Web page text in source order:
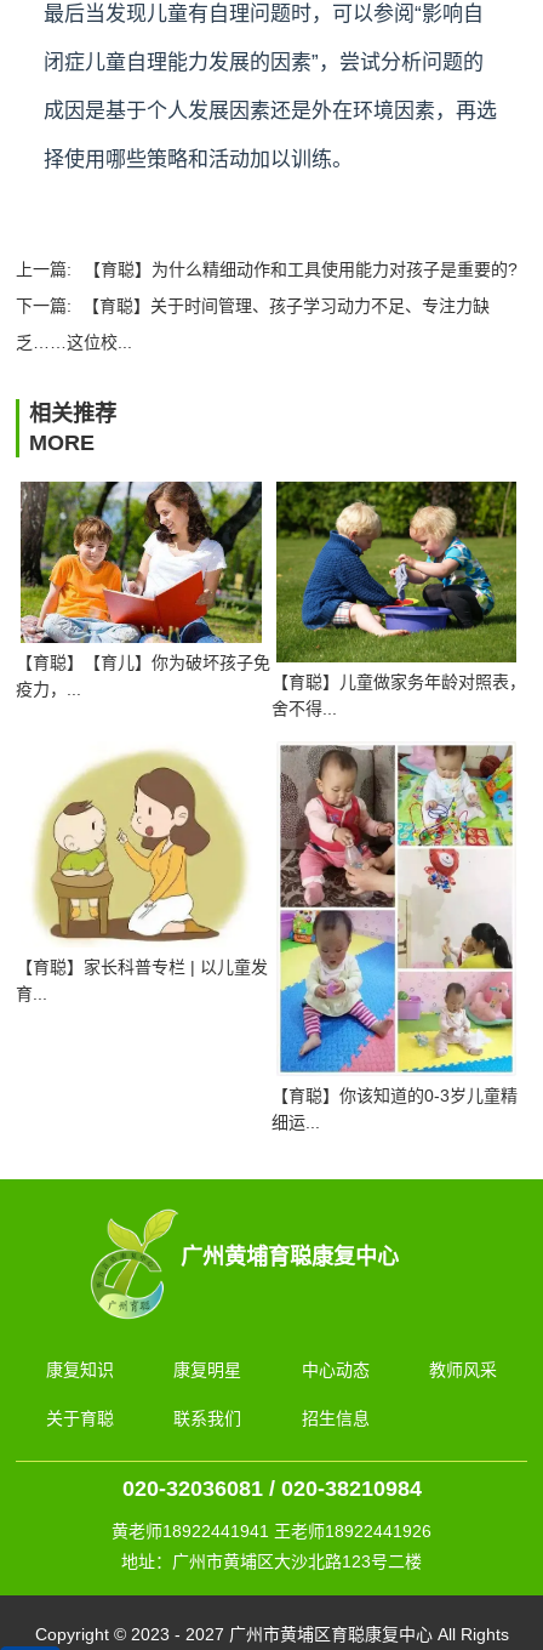
最后当发现儿童有自理问题时，可以参阅“影响自
闭症儿童自理能力发展的因素”，尝试分析问题的
成因是基于个人发展因素还是外在环境因素，再选
择使用哪些策略和活动加以训练。
上一篇:
【育聪】为什么精细动作和工具使用能力对孩子是重要的?
下一篇:
【育聪】关于时间管理、孩子学习动力不足、专注力缺
乏……这位校...
相关推荐
MORE
【育聪】【育儿】你为破坏孩子免
疫力，...
【育聪】儿童做家务年龄对照表，
舍不得...
【育聪】家长科普专栏 | 以儿童发
育...
【育聪】你该知道的0-3岁儿童精
细运...
广州黄埔育聪康复中心
康复知识 康复明星 中心动态 教师风采
关于育聪 联系我们 招生信息
020-32036081 / 020-38210984
黄老师18922441941 王老师18922441926
地址：广州市黄埔区大沙北路123号二楼
Copyright © 2023 - 2027 广州市黄埔区育聪康复中心 All Rights